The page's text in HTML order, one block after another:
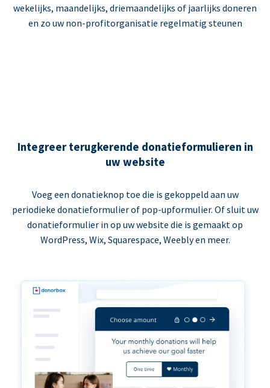
wekelijks, maandelijks, driemaandelijks of jaarlijks doneren
en zo uw non-profitorganisatie regelmatig steunen
Integreer terugkerende donatieformulieren in
uw website
Voeg een donatieknop toe die is gekoppeld aan uw
periodieke donatieformulier of pop-upformulier. Of sluit uw
donatieformulier in op uw website die is gemaakt op
WordPress, Wix, Squarespace, Weebly en meer.